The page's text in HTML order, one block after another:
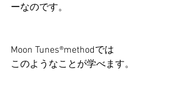
ーなのです。
Moon Tunes®methodでは
このようなことが学べます。